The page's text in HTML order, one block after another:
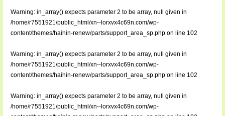
Warning: in_array() expects parameter 2 to be array, null given in
/home/r7551921/public_html/xn--lorxvx4c69n.com/wp-
content/themes/haihin-renew/parts/support_area_sp.phpon line 102
Warning: in_array() expects parameter 2 to be array, null given in
/home/r7551921/public_html/xn--lorxvx4c69n.com/wp-
content/themes/haihin-renew/parts/support_area_sp.phpon line 102
Warning: in_array() expects parameter 2 to be array, null given in
/home/r7551921/public_html/xn--lorxvx4c69n.com/wp-